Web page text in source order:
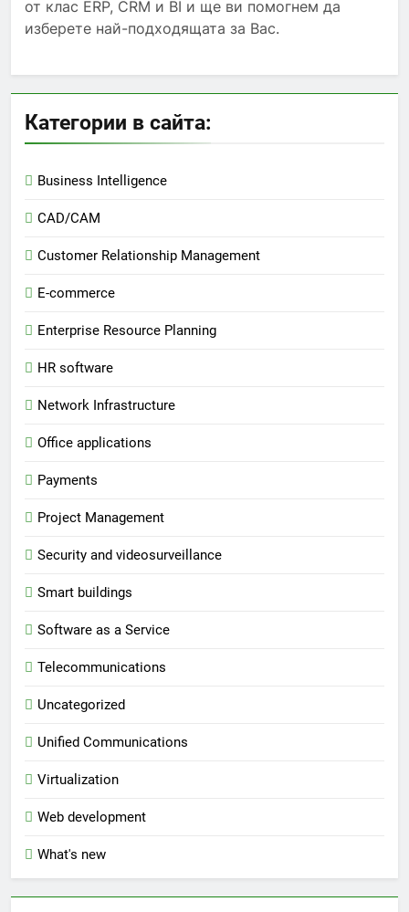
от клас ERP, CRM и BI и ще ви помогнем да
изберете най-подходящата за Вас.
Категории в сайта:
Business Intelligence
CAD/CAM
Customer Relationship Management
E-commerce
Enterprise Resource Planning
HR software
Network Infrastructure
Office applications
Payments
Project Management
Security and videosurveillance
Smart buildings
Software as a Service
Telecommunications
Uncategorized
Unified Communications
Virtualization
Web development
What's new